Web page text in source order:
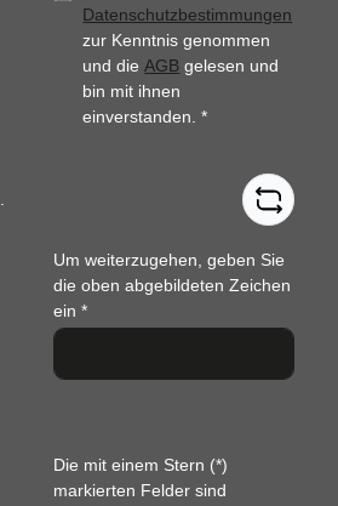
Datenschutzbestimmungen
zur Kenntnis genommen
und dieAGB gelesen und
bin mit ihnen
einverstanden.*
Um weiterzugehen, geben Sie
die oben abgebildeten Zeichen
ein*
Die mit einem Stern (*)
markierten Felder sind